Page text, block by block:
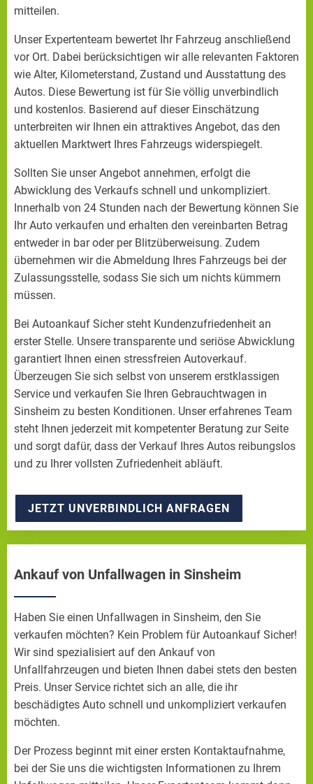
mitteilen.
Unser Expertenteam bewertet Ihr Fahrzeug anschließend
vor Ort. Dabei berücksichtigen wir alle relevanten Faktoren
wie Alter, Kilometerstand, Zustand und Ausstattung des
Autos. Diese Bewertung ist für Sie völlig unverbindlich
und kostenlos. Basierend auf dieser Einschätzung
unterbreiten wir Ihnen ein attraktives Angebot, das den
aktuellen Marktwert Ihres Fahrzeugs widerspiegelt.
Sollten Sie unser Angebot annehmen, erfolgt die
Abwicklung des Verkaufs schnell und unkompliziert.
Innerhalb von 24 Stunden nach der Bewertung können Sie
Ihr Auto verkaufen und erhalten den vereinbarten Betrag
entweder in bar oder per Blitzüberweisung. Zudem
übernehmen wir die Abmeldung Ihres Fahrzeugs bei der
Zulassungsstelle, sodass Sie sich um nichts kümmern
müssen.
Bei Autoankauf Sicher steht Kundenzufriedenheit an
erster Stelle. Unsere transparente und seriöse Abwicklung
garantiert Ihnen einen stressfreien Autoverkauf.
Überzeugen Sie sich selbst von unserem erstklassigen
Service und verkaufen Sie Ihren Gebrauchtwagen in
Sinsheim zu besten Konditionen. Unser erfahrenes Team
steht Ihnen jederzeit mit kompetenter Beratung zur Seite
und sorgt dafür, dass der Verkauf Ihres Autos reibungslos
und zu Ihrer vollsten Zufriedenheit abläuft.
JETZT UNVERBINDLICH ANFRAGEN
Ankauf von Unfallwagen in Sinsheim
Haben Sie einen Unfallwagen in Sinsheim, den Sie
verkaufen möchten? Kein Problem für Autoankauf Sicher!
Wir sind spezialisiert auf den Ankauf von
Unfallfahrzeugen und bieten Ihnen dabei stets den besten
Preis. Unser Service richtet sich an alle, die ihr
beschädigtes Auto schnell und unkompliziert verkaufen
möchten.
Der Prozess beginnt mit einer ersten Kontaktaufnahme,
bei der Sie uns die wichtigsten Informationen zu Ihrem